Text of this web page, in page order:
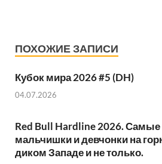
ПОХОЖИЕ ЗАПИСИ
Кубок мира 2026 #5 (DH)
04.07.2026
Red Bull Hardline 2026.
мальчишки и девчонки на
диком Западе и не только.